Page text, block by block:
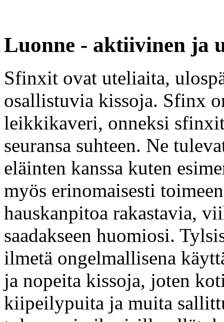
Luonne - aktiivinen ja
Sfinxit ovat uteliaita,
osallistuvia kissoja. Sfinx
leikkikaveri, onneksi
seuransa suhteen. Ne
eläinten kanssa kuten
myös erinomaisesti
hauskanpitoa rakastavia,
saadakseen huomiosi.
ilmetä ongelmallisena
ja nopeita kissoja, joten
kiipeilypuita ja muita